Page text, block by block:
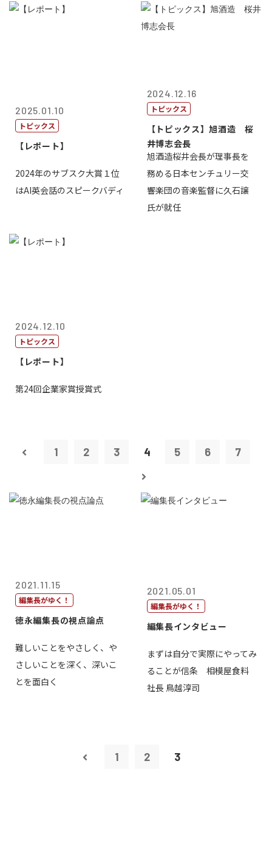
2025.01.10
トピックス
【レポート】
2024年のサブスク大賞１位
はAI英会話のスピークバディ
2024.12.16
トピックス
【トピックス】旭酒造 桜
井博志会長
旭酒造桜井会長が理事長を
務める日本センチュリー交
響楽団の音楽監督に久石譲
氏が就任
2024.12.10
トピックス
【レポート】
第24回企業家賞授賞式
1 2 3 4 5 6 7
2021.11.15
編集長がゆく！
徳永編集長の視点論点
難しいことをやさしく、や
さしいことを深く、深いこ
とを面白く
2021.05.01
編集長がゆく！
編集長インタビュー
まずは自分で実際にやってみ
ることが信条 相模屋食料
社長 鳥越淳司
1 2 3